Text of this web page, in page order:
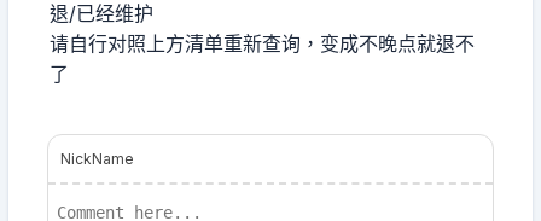
退/已经维护
请自行对照上方清单重新查询，变成不晚点就退不
了
NickName